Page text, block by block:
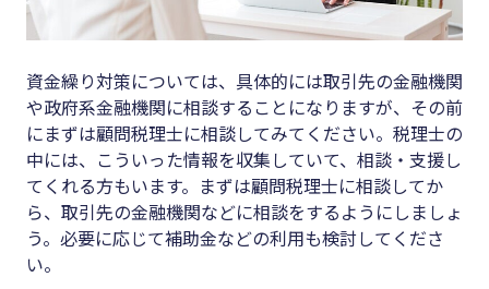
資金繰り対策については、具体的には取引先の金融機関
や政府系金融機関に相談することになりますが、その前
にまずは顧問税理士に相談してみてください。税理士の
中には、こういった情報を収集していて、相談・支援し
てくれる方もいます。まずは顧問税理士に相談してか
ら、取引先の金融機関などに相談をするようにしましょ
う。必要に応じて補助金などの利用も検討してくださ
い。